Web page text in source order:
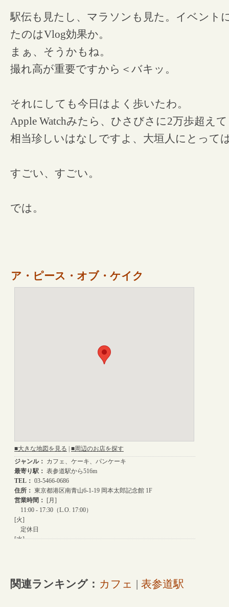
駅伝も見たし、マラソンも見た。イベント
たのはVlog効果か。
まぁ、そうかもね。
撮れ高が重要ですから＜バキッ。
それにしても今日はよく歩いたわ。
Apple Watchみたら、ひさびさに2万歩超え
相当珍しいはなしですよ、大垣人にとって
すごい、すごい。
では。
ア・ピース・オブ・ケイク
関連ランキング： カフェ | 表参道駅